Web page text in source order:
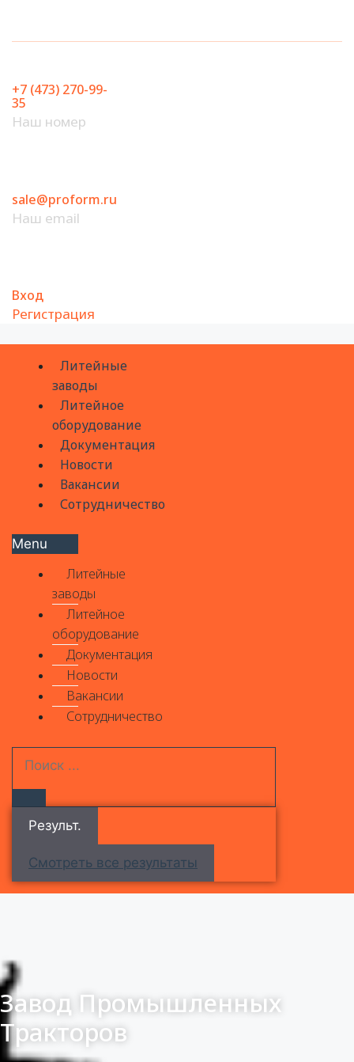
+7 (473) 270-99-
35
Наш номер
sale@proform.ru
Наш email
Вход
Регистрация
Литейные
заводы
Литейное
оборудование
Документация
Новости
Вакансии
Сотрудничество
Menu
Литейные
заводы
Литейное
оборудование
Документация
Новости
Вакансии
Сотрудничество
Результ.
Смотреть все результаты
Завод Промышленных
Тракторов